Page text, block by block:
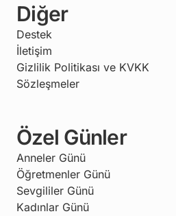
Diğer
Destek
İletişim
Gizlilik Politikası ve KVKK
Sözleşmeler
Özel Günler
Anneler Günü
Öğretmenler Günü
Sevgililer Günü
Kadınlar Günü